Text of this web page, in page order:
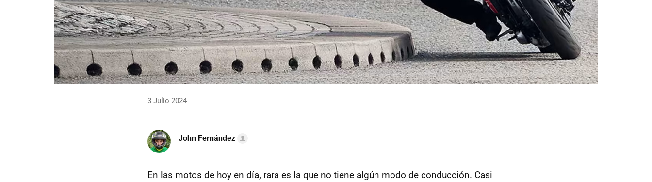
3 Julio 2024
John Fernández
En las motos de hoy en día, rara es la que no tiene algún modo de conducción. Casi